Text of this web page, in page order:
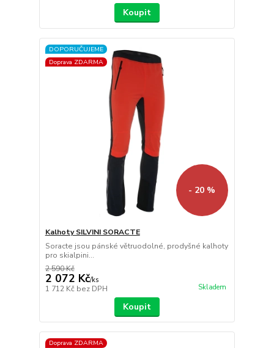
Koupit
DOPORUČUJEME
Doprava ZDARMA
- 20 %
Kalhoty SILVINI SORACTE
Soracte jsou pánské větruodolné, prodyšné kalhoty
pro skialpini...
2 590 Kč
2 072 Kč/ks
1 712 Kč bez DPH Skladem
Koupit
Doprava ZDARMA